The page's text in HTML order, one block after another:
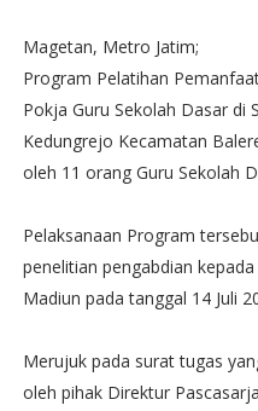
Magetan, Metro Jatim;
Program Pelatihan
Pokja Guru Sekolah Dasar di
Kedungrejo Kecamatan
oleh 11 orang Guru Sekolah
Pelaksanaan Program
penelitian pengabdian
Madiun pada tanggal 14 Juli
Merujuk pada surat tugas
oleh pihak Direktur